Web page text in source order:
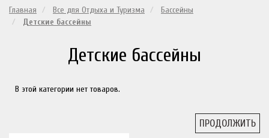
Главная Все для Отдыха и Туризма
Бассейны
Детские бассейны
Детские бассейны
В этой категории нет товаров.
ПРОДОЛЖИТЬ